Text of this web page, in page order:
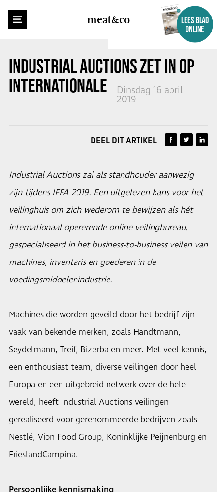
meatco
LEES BLAD
ONLINE
INDUSTRIAL AUCTIONS ZET IN OP
INTERNATIONALE PROFILERING
Dinsdag 16 april
2019
TERUG NAAR OVERZICHT
DEEL DIT ARTIKEL
Industrial Auctions zal als standhouder aanwezig
zijn tijdens IFFA 2019. Een uitgelezen kans voor het
veilinghuis om zich wederom te bewijzen als hét
internationaal opererende online veilingbureau,
gespecialiseerd in het business-to-business veilen van
machines, inventaris en goederen in de
voedingsmiddelenindustrie.
Machines die worden geveild door het bedrijf zijn
vaak van bekende merken, zoals Handtmann,
Seydelmann, Treif, Bizerba en meer. Met veel kennis,
een enthousiast team, diverse veilingen door heel
Europa en een uitgebreid netwerk over de hele
wereld, heeft Industrial Auctions veilingen
gerealiseerd voor gerenommeerde bedrijven zoals
Nestlé, Vion Food Group, Koninklijke Peijnenburg en
FrieslandCampina.
Persoonlijke kennismaking